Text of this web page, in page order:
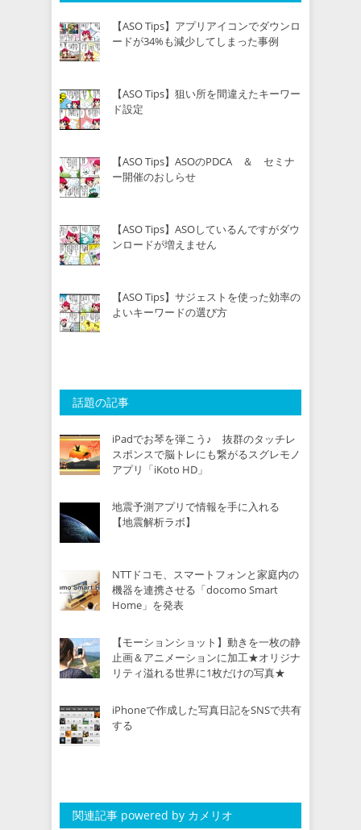
【ASO Tips】アプリアイコンでダウンロ
ードが34%も減少してしまった事例
【ASO Tips】狙い所を間違えたキーワー
ド設定
【ASO Tips】ASOのPDCA ＆ セミナ
ー開催のおしらせ
【ASO Tips】ASOしているんですがダウ
ンロードが増えません
【ASO Tips】サジェストを使った効率の
よいキーワードの選び方
話題の記事
iPadでお琴を弾こう♪ 抜群のタッチレ
スポンスで脳トレにも繋がるスグレモノ
アプリ「iKoto HD」
地震予測アプリで情報を手に入れる
【地震解析ラボ】
NTTドコモ、スマートフォンと家庭内の
機器を連携させる「docomo Smart
Home」を発表
【モーションショット】動きを一枚の静
止画＆アニメーションに加工★オリジナ
リティ溢れる世界に1枚だけの写真★
iPhoneで作成した写真日記をSNSで共有
する
関連記事 powered by カメリオ